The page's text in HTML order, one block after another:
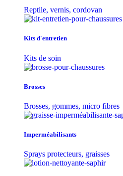
Reptile, vernis, cordovan
Kits d'entretien
Kits de soin
Brosses
Brosses, gommes, micro fibres
Imperméabilisants
Sprays protecteurs, graisses